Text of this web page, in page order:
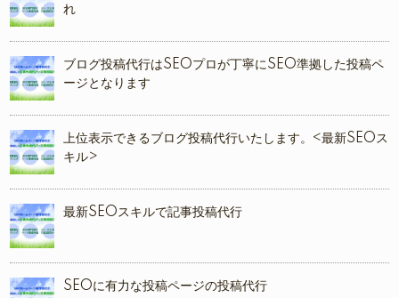
れ
ブログ投稿代行はSEOプロが丁寧にSEO準拠した投稿ペ
ージとなります
上位表示できるブログ投稿代行いたします。<最新SEOス
キル>
最新SEOスキルで記事投稿代行
SEOに有力な投稿ページの投稿代行